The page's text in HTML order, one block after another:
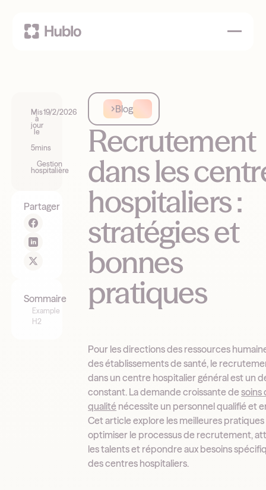
Mis
à
jour
le
19/2/2026
5mins
Gestion
hospitalière
Partager
Sommaire
Example
H2
Blog
Recrutement
dans les
hospitaliers :
stratégies et
bonnes
pratiques
Pour les directions des ressources
des établissements de santé, le
dans un centre hospitalier général est un
constant. La demande croissante desoins
qualité nécessite un personnel qualifié et
Cet article explore les meilleures
optimiser le processus de recrutement,
les talents et répondre aux besoins
des centres hospitaliers.